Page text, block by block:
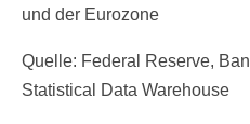
und der Eurozone
Quelle: Federal Reserve,
Statistical Data Warehouse